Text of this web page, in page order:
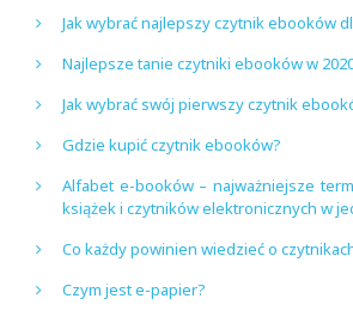
Jak wybrać najlepszy czytnik ebooków
Najlepsze tanie czytniki ebooków w
Jak wybrać swój pierwszy czytnik
Gdzie kupić czytnik ebooków?
Alfabet e-booków – najważniejsze
książek i czytników elektronicznych w
Co każdy powinien wiedzieć o
Czym jest e-papier?